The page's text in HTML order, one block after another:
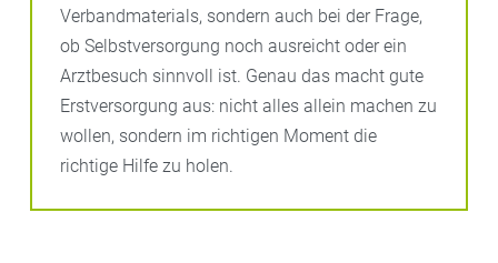
Verbandmaterials, sondern auch bei der Frage,
ob Selbstversorgung noch ausreicht oder ein
Arztbesuch sinnvoll ist. Genau das macht gute
Erstversorgung aus: nicht alles allein machen zu
wollen, sondern im richtigen Moment die
richtige Hilfe zu holen.